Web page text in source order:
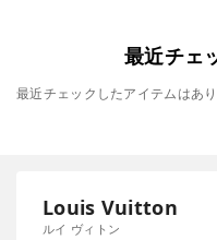
最近チェ
最近チェックしたアイテムはあり
Louis Vuitton
ルイ ヴィトン